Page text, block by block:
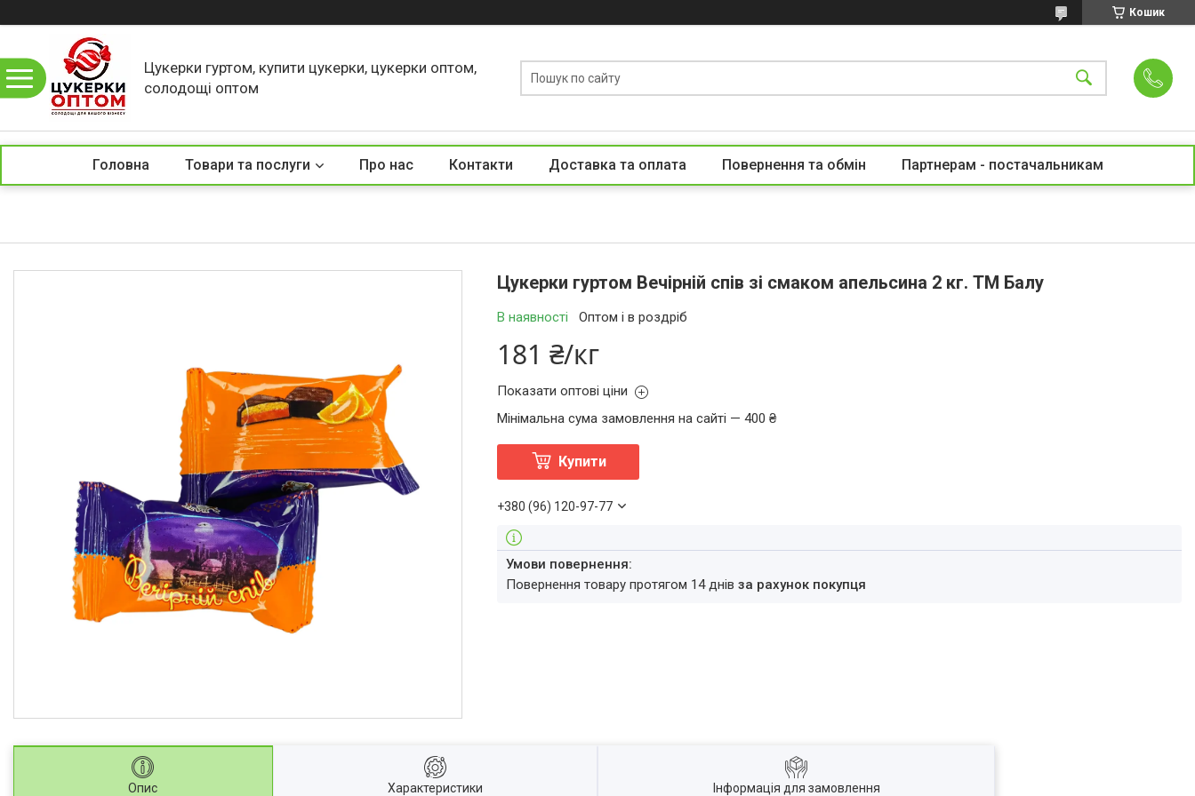
Кошик
Цукерки гуртом, купити цукерки, цукерки оптом,
солодощі оптом
Головна Товари та послуги Про нас Контакти Доставка та оплата Повернення та обмін Партнерам - постачальникам
Цукерки гуртом Вечірній спів зі смаком апельсина 2 кг. ТМ Балу
В наявності Оптом і в роздріб
181 ₴/кг
Показати оптові ціни
Мінімальна сума замовлення на сайті — 400 ₴
Купити
+380 (96) 120-97-77
повернення товару протягом 14 днівза рахунок покупця
Опис Характеристики Інформація для замовлення